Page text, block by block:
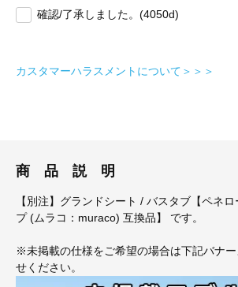
確認/了承しました。(4050d)
カスタマーハラスメントについて＞＞＞
商 品 説 明
【別注】グランドシート / バスタブ【ペネ
プ (ムラコ：muraco) 互換品】 です。
※未掲載の仕様をご希望の場合は下記バナ
せください。